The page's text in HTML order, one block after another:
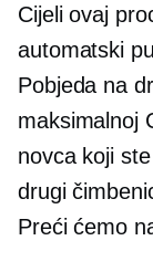
Cijeli ovaj
automatski
Pobjeda na
maksimalnoj
novca koji
drugi
Preći ćemo